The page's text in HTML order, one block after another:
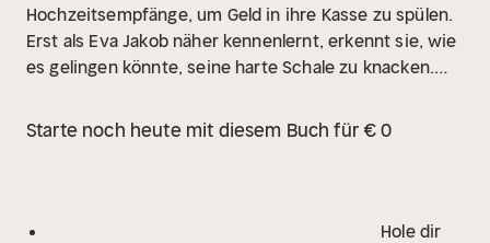
Hochzeitsempfänge, um Geld in ihre Kasse zu spülen.
Erst als Eva Jakob näher kennenlernt, erkennt sie, wie
es gelingen könnte, seine harte Schale zu knacken.
ein weiteres Mal zu brechen droht ...
Starte noch heute mit diesem Buch für € 0
Hole dir